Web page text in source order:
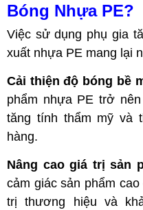
Bóng Nhựa PE?
Việc sử dụng phụ gia
xuất nhựa PE mang lại
Cải thiện độ bóng bề
phẩm nhựa PE trở
tăng tính thẩm mỹ và
hàng.
Nâng cao giá trị sản
cảm giác sản phẩm
trị thương hiệu và